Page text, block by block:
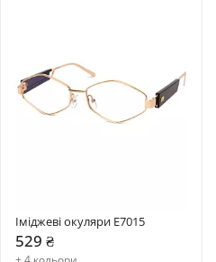
Іміджеві окуляри E7015
529 ₴